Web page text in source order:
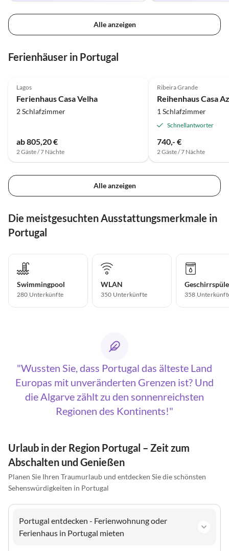
Alle anzeigen
Ferienhäuser in Portugal
Lagos
Ferienhaus Casa Velha
2 Schlafzimmer
ab 805,20 €
2 Gäste / 7 Nächte
Ribeira Grande
Reihenhaus Casa
1 Schlafzimmer
Schnellantworter
740,- €
2 Gäste / 7 Nächte
Alle anzeigen
Die meistgesuchten Ausstattungsmerkmale in
Portugal
Swimmingpool
280 Unterkünfte
WLAN
350 Unterkünfte 358
Wussten Sie, dass Portugal das älteste Land
Europas mit unveränderten Grenzen ist? Und
die Algarve zählt zu den sonnenreichsten
Regionen des Kontinents!
Urlaub in der Region Portugal – Zeit zum
Abschalten und Genießen
Planen Sie Ihren Traumurlaub und entdecken Sie die schönsten
Sehenswürdigkeiten in Portugal
Portugal entdecken - Ferienwohnung oder
Ferienhaus in Portugal mieten